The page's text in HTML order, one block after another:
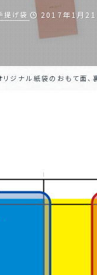
提げ袋 2017年1月
リジナル紙袋のおもて面、